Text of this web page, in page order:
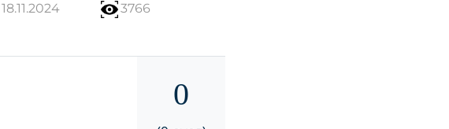
18.11.2024 3766
0